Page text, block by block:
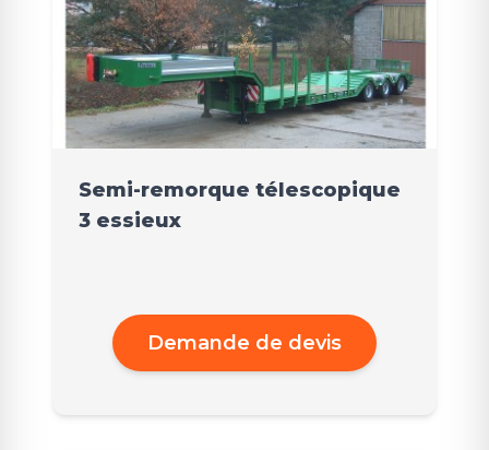
Semi-remorque télescopique
3 essieux
Demande de devis